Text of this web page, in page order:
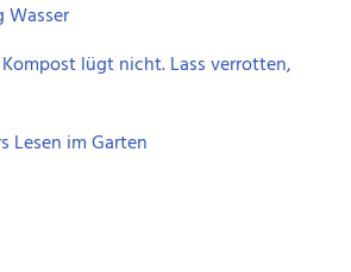
lügt nicht. Lass verrotten,
Lesen im Garten